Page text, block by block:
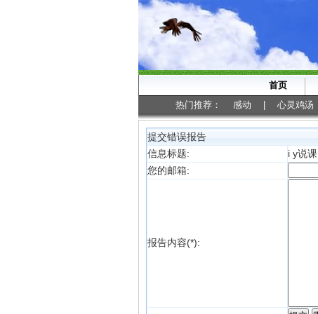
首页
热门推荐： 感动 心灵鸡汤
提交错误报告
信息标题:
i y说课
您的邮箱:
报告内容(*):